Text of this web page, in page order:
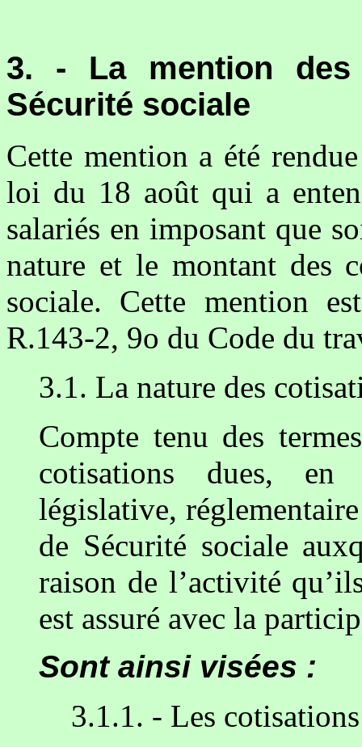
3. - La mention des
Sécurité sociale
Cette mention a été
loi du 18 août qui a
salariés en imposant que
nature et le montant des
sociale. Cette mention
R.143-2, 9o du Code du
3.1. La nature des
Compte tenu des
cotisations dues, en
législative,
de Sécurité sociale
raison de l’activité
est assuré avec la
Sont ainsi visées :
3.1.1. - Les